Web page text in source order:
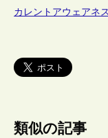
カレントアウェアネ
類似の記事